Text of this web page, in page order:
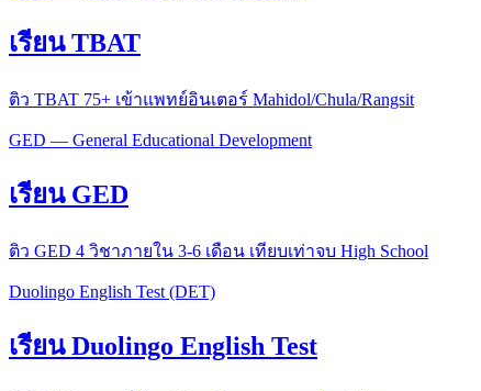
เรียน TBAT
ติว TBAT 75+ เข้าแพทย์อินเตอร์ Mahidol/Chula/Rangsit
GED — General Educational Development
เรียน GED
ติว GED 4 วิชาภายใน 3-6 เดือน เทียบเท่าจบ High School
Duolingo English Test (DET)
เรียน Duolingo English Test